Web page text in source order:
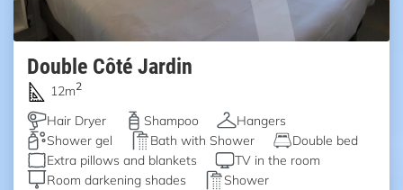
Double Côté Jardin
12m2
Hair Dryer Shampoo
Hangers
Shower gel
Bath with Shower
Double bed
Extra pillows and blankets
TV in the room
Room darkening shades
Shower